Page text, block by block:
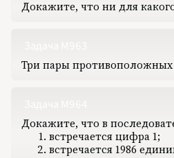
Докажите, что ни для
Три пары противоположных
Докажите, что в
встречается цифра 1;
встречается 1986